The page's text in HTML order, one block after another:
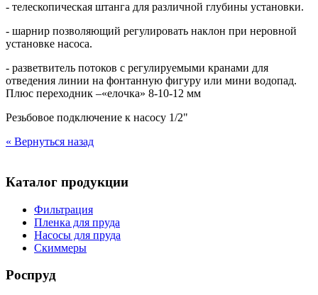
- телескопическая штанга для различной глубины установки.
- шарнир позволяющий регулировать наклон при неровной
установке насоса.
- разветвитель потоков с регулируемыми кранами для
отведения линии на фонтанную фигуру или мини водопад.
Плюс переходник –«елочка» 8-10-12 мм
Резьбовое подключение к насосу 1/2"
« Вернуться назад
Каталог продукции
Фильтрация
Пленка для пруда
Насосы для пруда
Скиммеры
Роспруд